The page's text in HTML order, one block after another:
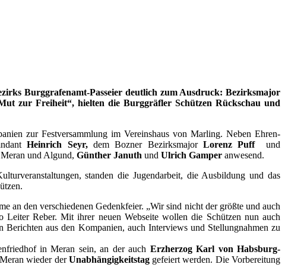
Burggrafenamt-Passeier deutlich zum Ausdruck: Bezirksmajor
zur Freiheit“, hielten die Burggräfler Schützen Rückschau und
zur Festversammlung im Vereinshaus von Marling. Neben Ehren-
Heinrich Seyr, dem Bozner BezirksmajorLorenz Puff
und
und Algund, Günther Januth und Ulrich Gamper anwesend.
standen die Jugendarbeit, die Ausbildung und das
an den verschiedenen Gedenkfeier. „Wir sind nicht der größte und auch
Reber. Mit ihrer neuen Webseite wollen die Schützen nun auch
Berichten aus den Kompanien, auch Interviews und Stellungnahmen zu
in Meran sein, an der auch Erzherzog Karl von Habsburg-
wieder derUnabhängigkeitstaggefeiert werden. Die Vorbereitung